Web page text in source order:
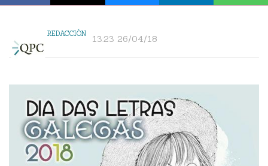
REDACCIÓN 13:23 26/04/18